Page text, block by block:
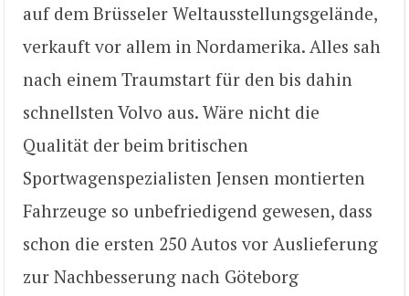
auf dem Brüsseler Weltausstellungsgelände,
verkauft vor allem in Nordamerika. Alles sah
nach einem Traumstart für den bis dahin
schnellsten Volvo aus. Wäre nicht die
Qualität der beim britischen
Sportwagenspezialisten Jensen montierten
Fahrzeuge so unbefriedigend gewesen, dass
schon die ersten 250 Autos vor Auslieferung
zur Nachbesserung nach Göteborg